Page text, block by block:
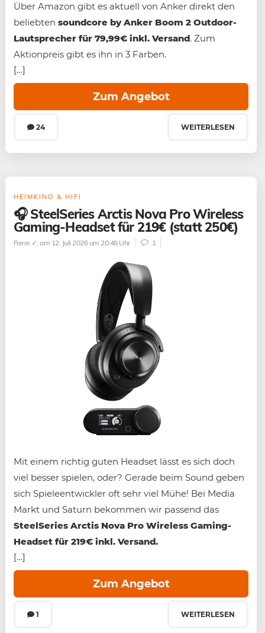
Über Amazon gibt es aktuell von Anker direkt den
beliebten soundcore by Anker Boom 2 Outdoor-
Lautsprecher für 79,99€ inkl. Versand. Zum
Aktionpreis gibt es ihn in 3 Farben.
[…]
24
Zum Angebot
WEITERLESEN
HEIMKINO & HIFI
🎧 SteelSeries Arctis Nova Pro Wireless
Gaming-Headset für 219€ (statt 250€)
Rene ✓, am 12. Juli 2026 um 20:48 Uhr 1
Mit einem richtig guten Headset lässt es sich doch
viel besser spielen, oder? Gerade beim Sound geben
sich Spieleentwickler oft sehr viel Mühe! Bei Media
Markt und Saturn bekommen wir passend das
SteelSeries Arctis Nova Pro Wireless Gaming-
Headset für 219€ inkl. Versand.
[…]
1
Zum Angebot
WEITERLESEN